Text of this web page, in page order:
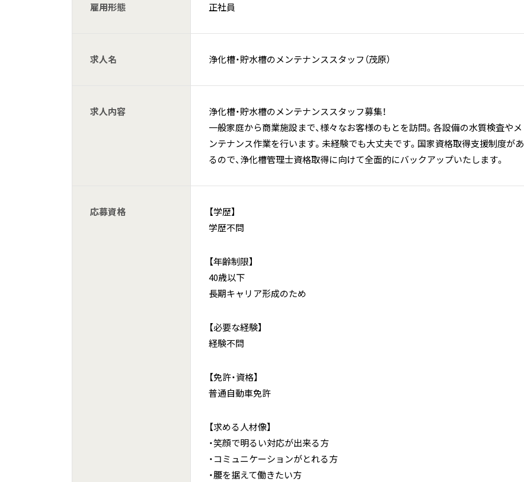
雇用形態 正社員
求人名 浄化槽・貯水槽のメンテナンススタッフ（茂原）
求人内容
浄化槽・貯水槽のメンテナンススタッフ募集！
一般家庭から商業施設まで、様々なお客様のもとを訪問。各設備の水質検査やメ
ンテナンス作業を行います。未経験でも大丈夫です。国家資格取得支援制度があ
るので、浄化槽管理士資格取得に向けて全面的にバックアップいたします。
応募資格
【学歴】
学歴不問
【年齢制限】
40歳以下
長期キャリア形成のため
【必要な経験】
経験不問
【免許・資格】
普通自動車免許
【求める人材像】
・笑顔で明るい対応が出来る方
・コミュニケーションがとれる方
・腰を据えて働きたい方